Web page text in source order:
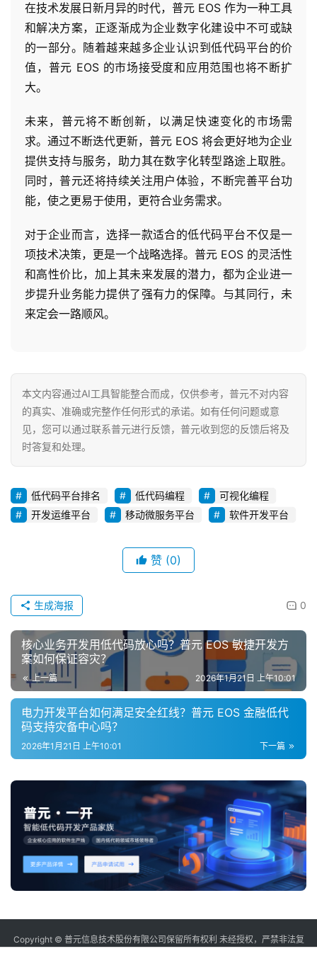
在技术发展日新月异的时代，普元 EOS 作为一种工具
和解决方案，正逐渐成为企业数字化建设中不可或缺
的一部分。随着越来越多企业认识到低代码平台的价
值，普元 EOS 的市场接受度和应用范围也将不断扩
大。
未来，普元将不断创新，以满足快速变化的市场需
求。通过不断迭代更新，普元 EOS 将会更好地为企业
提供支持与服务，助力其在数字化转型路途上取胜。
同时，普元还将持续关注用户体验，不断完善平台功
能，使之更易于使用，更符合业务需求。
对于企业而言，选择一款适合的低代码平台不仅是一
项技术决策，更是一个战略选择。普元 EOS 的灵活性
和高性价比，加上其未来发展的潜力，都为企业进一
步提升业务能力提供了强有力的保障。与其同行，未
来定会一路顺风。
本文内容通过AI工具智能整合而成，仅供参考，普元不对内容
的真实、准确或完整作任何形式的承诺。如有任何问题或意
见，您可以通过联系普元进行反馈，普元收到您的反馈后将及
时答复和处理。
低代码平台排名 低代码编程
可视化编程
开发运维平台
移动微服务平台 软件开发平台
赞 (0)
0
生成海报
核心业务开发用低代码放心吗？普元 EOS 敏捷开发方
案如何保证容灾？
上一篇 2026年1月21日 上午10:01
电力开发平台如何满足安全红线？普元 EOS 金融低代
码支持灾备中心吗？
下一篇
2026年1月21日 上午10:01
Copyright © 普元信息技术股份有限公司保留所有权利 未经授权，严禁非法复